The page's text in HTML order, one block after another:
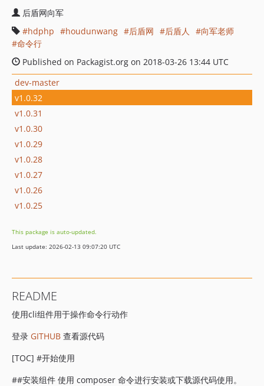
后盾网向军
hdphp
houdunwang 后盾网 后盾人
向军老师
命令行
Published on Packagist.org on 2018-03-26 13:44 UTC
dev-master
v1.0.32
v1.0.31
v1.0.30
v1.0.29
v1.0.28
v1.0.27
v1.0.26
v1.0.25
This package is auto-updated.
Last update: 2026-02-13 09:07:20 UTC
README
使用cli组件用于操作命令行动作
登录 GITHUB 查看源代码
[TOC] #开始使用
##安装组件 使用 composer 命令进行安装或下载源代码使用。